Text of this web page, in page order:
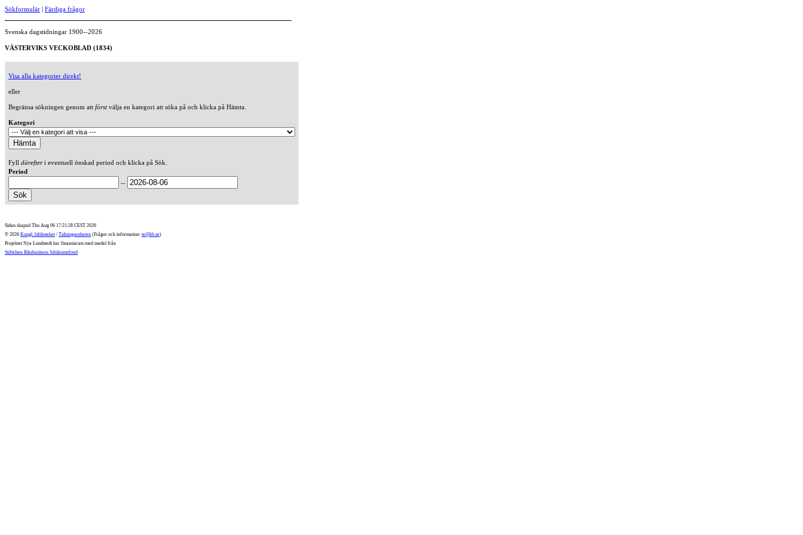
Sökformulär | Färdiga frågor
Svenska dagstidningar 1900--2026
VÄSTERVIKS VECKOBLAD (1834)
Visa alla kategorier direkt!
eller
Begränsa sökningen genom att förstvälja en kategori att söka på och klicka på Hämta.
Kategori
Fyll därefteri eventuell önskad period och klicka på Sök.
Period
--
Sidan skapad Thu Aug 06 17:21:28 CEST 2026
© 2026 Kungl. biblioteket / Tidningsenheten (Frågor och information: te@kb.se)
Projektet Nya Lundstedt har finansierats med medel från
Stiftelsen Riksbankens Jubileumsfond